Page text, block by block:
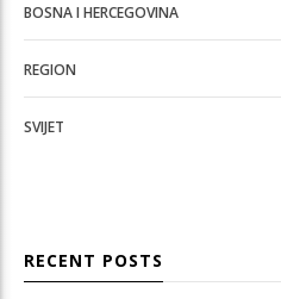
BOSNA I HERCEGOVINA
REGION
SVIJET
RECENT POSTS